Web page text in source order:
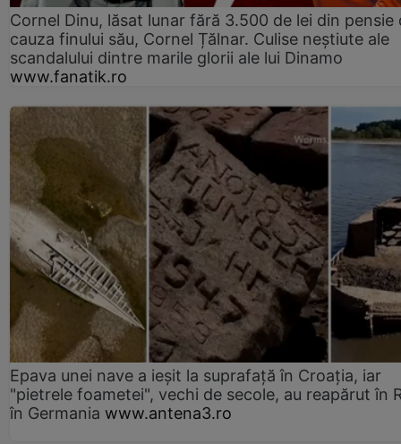
Cornel Dinu, lăsat lunar fără 3.500 de lei din pensie
cauza finului său, Cornel Țălnar. Culise neștiute ale
scandalului dintre marile glorii ale lui Dinamo
www.fanatik.ro
Epava unei nave a ieșit la suprafață în Croația, iar
"pietrele foametei", vechi de secole, au reapărut în
în Germania www.antena3.ro